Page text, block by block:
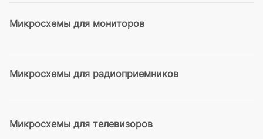
Микросхемы для мониторов
Микросхемы для радиоприемников
Микросхемы для телевизоров